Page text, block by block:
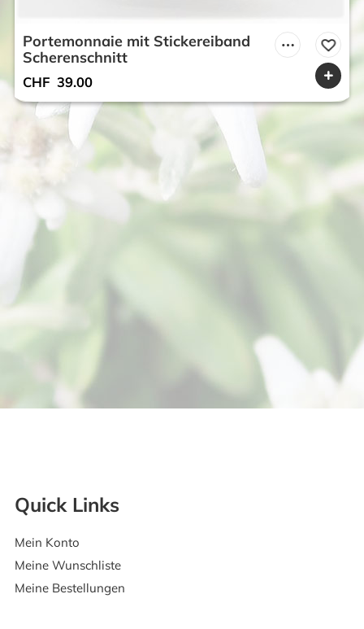
Portemonnaie mit Stickereiband
Scherenschnitt
CHF 39.00
Quick Links
Mein Konto
Meine Wunschliste
Meine Bestellungen